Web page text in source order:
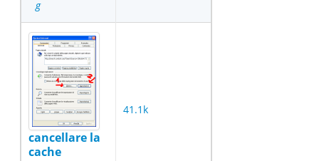
g
cancellare la
cache
41.1k